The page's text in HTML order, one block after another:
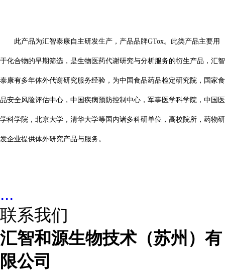
此产品为汇智泰康自主研发生产，产品品牌GTox。此类产品主要用
于化合物的早期筛选，是生物医药代谢研究与分析服务的衍生产品，汇智
泰康有多年体外代谢研究服务经验，为中国食品药品检定研究院，国家食
品安全风险评估中心，中国疾病预防控制中心，军事医学科学院，中国医
学科学院，北京大学，清华大学等国内诸多科研单位，高校院所，药物研
发企业提供体外研究产品与服务。
...
联系我们
汇智和源生物技术（苏州）有
限公司